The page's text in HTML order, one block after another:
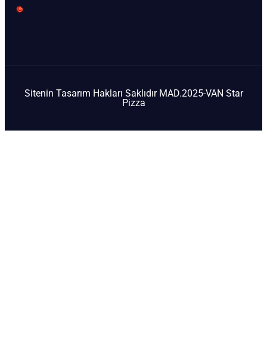
Sitenin Tasarım Hakları Saklıdır MAD.2025-VAN Star
Pizza